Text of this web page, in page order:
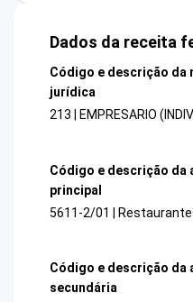
Dados da receita
Código e descrição da
jurídica
213 | EMPRESARIO
Código e descrição da
principal
5611-2/01 |
Código e descrição da
secundária